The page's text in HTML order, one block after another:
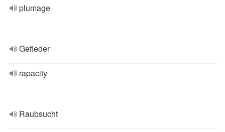
plumage
Gefieder
rapacity
Raubsucht